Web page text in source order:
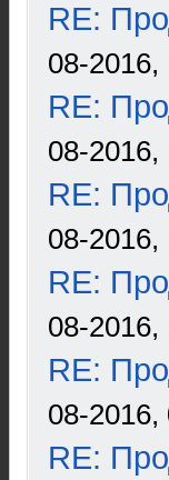
RE:
08-2016,
RE:
08-2016,
RE:
08-2016,
RE:
08-2016,
RE:
08-2016,
RE: